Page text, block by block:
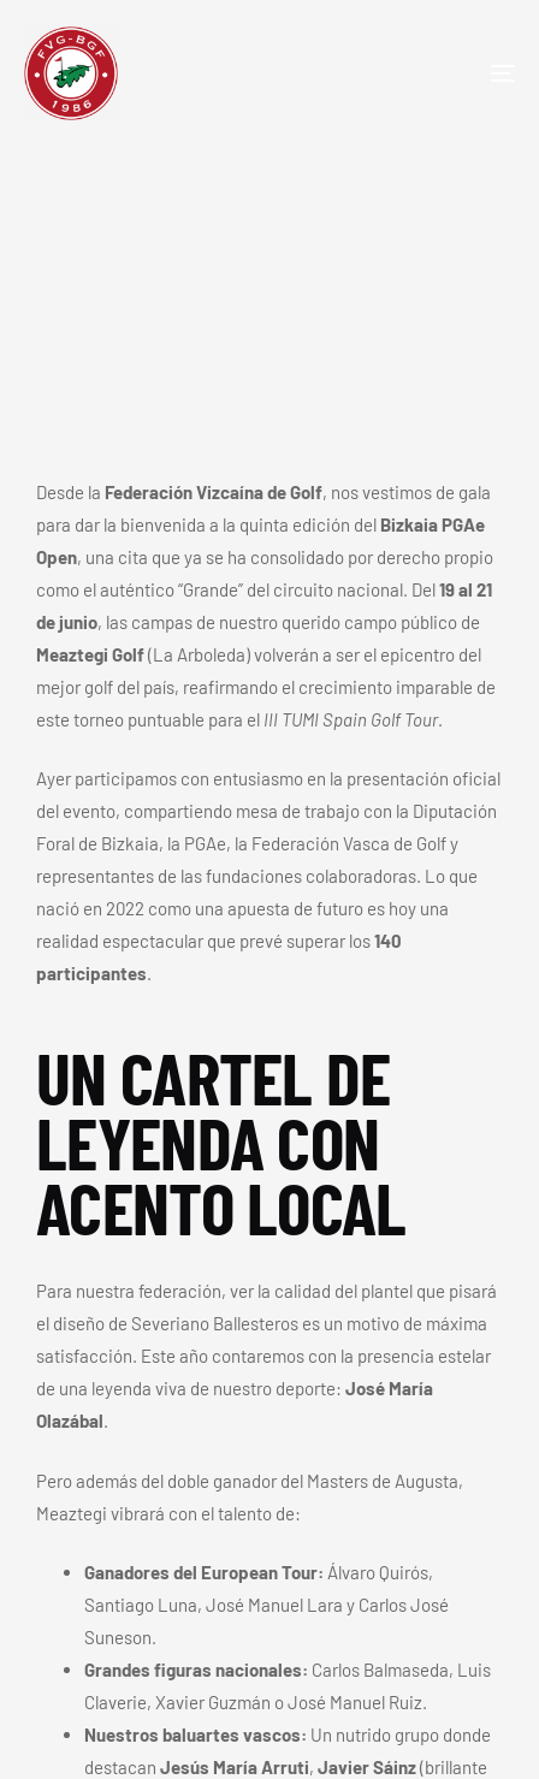
Desde la Federación Vizcaína de Golf, nos vestimos de gala
para dar la bienvenida a la quinta edición del Bizkaia PGAe
Open, una cita que ya se ha consolidado por derecho propio
como el auténtico “Grande” del circuito nacional. Del19 al 21
de junio, las campas de nuestro querido campo público de
Meaztegi Golf(La Arboleda) volverán a ser el epicentro del
mejor golf del país, reafirmando el crecimiento imparable de
este torneo puntuable para el III TUMI Spain Golf Tour.
Ayer participamos con entusiasmo en la presentación oficial
del evento, compartiendo mesa de trabajo con la Diputación
Foral de Bizkaia, la PGAe, la Federación Vasca de Golf y
representantes de las fundaciones colaboradoras. Lo que
nació en 2022 como una apuesta de futuro es hoy una
realidad espectacular que prevé superar los140
participantes.
UN CARTEL DE
LEYENDA CON
ACENTO LOCAL
Para nuestra federación, ver la calidad del plantel que pisará
el diseño de Severiano Ballesteros es un motivo de máxima
satisfacción. Este año contaremos con la presencia estelar
de una leyenda viva de nuestro deporte: José María
Olazábal.
Pero además del doble ganador del Masters de Augusta,
Meaztegi vibrará con el talento de:
Ganadores del European Tour: Álvaro Quirós,
Santiago Luna, José Manuel Lara y Carlos José
Suneson.
Grandes figuras nacionales: Carlos Balmaseda, Luis
Claverie, Xavier Guzmán o José Manuel Ruiz.
Nuestros baluartes vascos: Un nutrido grupo donde
destacan Jesús María Arruti, Javier Sáinz(brillante